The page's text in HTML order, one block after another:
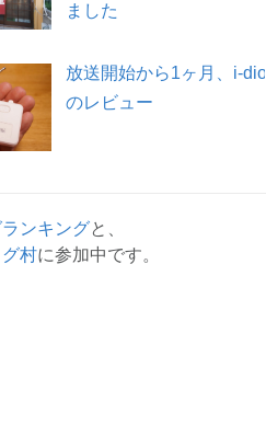
ました
放送開始から1ヶ月、i-dio
のレビュー
ンキングと、
村に参加中です。